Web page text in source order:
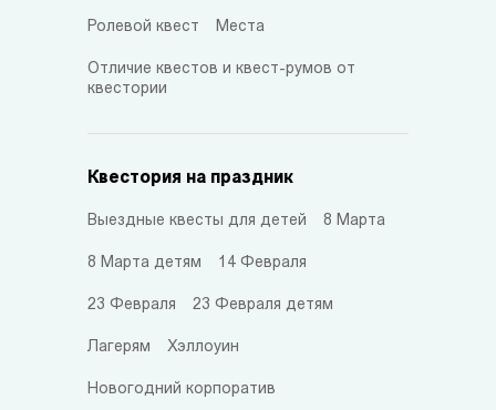
Ролевой квест Места
Отличие квестов и квест-румов от
квестории
Квестория на праздник
Выездные квесты для детей 8 Марта
8 Марта детям 14 Февраля
23 Февраля 23 Февраля детям
Лагерям Хэллоуин
Новогодний корпоратив